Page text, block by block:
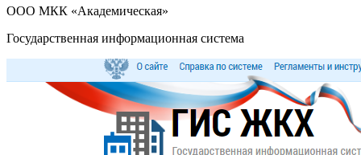
ООО МКК «Академическая»
Государственная информационная система